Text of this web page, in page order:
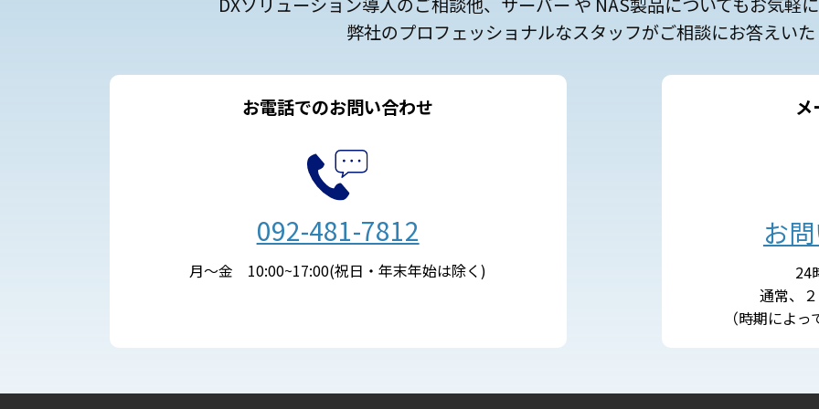
弊社のプロフェッショナルなスタッフがご相談にお答えい
お電話でのお問い合わせ
092-481-7812
月～金 10:00~17:00(祝日・年末年始は除く)
メ
お
24
通常、
（時期によ